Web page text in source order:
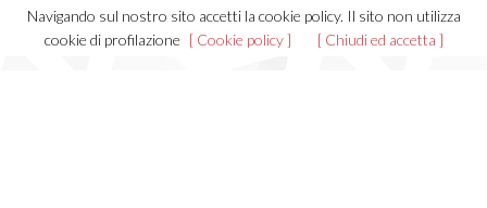
Navigando sul nostro sito accetti la cookie policy. Il sito non utilizza
cookie di profilazione [ Cookie policy ] [ Chiudi ed accetta ]